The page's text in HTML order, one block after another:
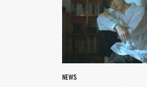
NEWS